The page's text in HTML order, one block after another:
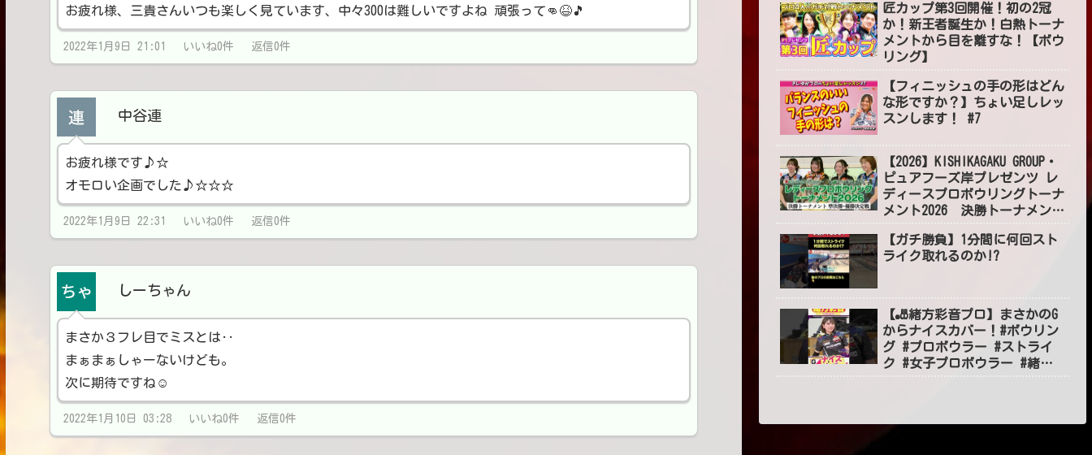
お疲れ様、三貴さんいつも楽しく見ています、中々300は難しいですよね 頑張って👊😆🎵
2022年1月9日 21:01 いいね0件 返信0件
中谷連
お疲れ様です♪☆
オモロい企画でした♪☆☆☆
2022年1月9日 22:31 いいね0件 返信0件
しーちゃん
まさか３フレ目でミスとは‥
まぁまぁしゃーないけども。
次に期待ですね☺️
2022年1月10日 03:28 いいね0件 返信0件
匠カップ第3回開催！初の2冠
か！新王者誕生か！白熱トーナ
メントから目を離すな！【ボウ
リング】
【フィニッシュの手の形はどん
な形ですか？】ちょい足しレッ
スンします！ #7
【2026】KISHIKAGAKU GROUP・
ピュアフーズ岸プレゼンツ レ
ディースプロボウリングトーナ
メント2026 決勝トーナメント
【ガチ勝負】1分間に何回スト
ライク取れるのか!?
【🎳緒方彩音プロ】まさかのG
からナイスカバー！#ボウリン
グ #プロボウラー #ストライ
ク #女子プロボウラー #緒方